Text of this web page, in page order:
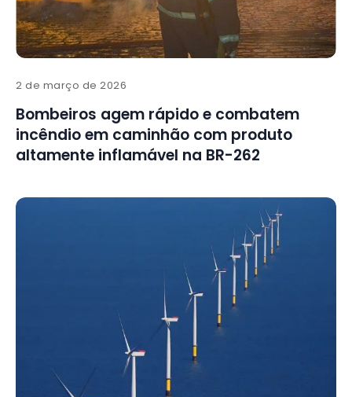
2 de março de 2026
Bombeiros agem rápido e combatem
incêndio em caminhão com produto
altamente inflamável na BR-262